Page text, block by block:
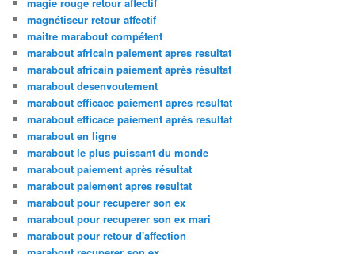
magnétiseur retour affectif
maitre marabout compétent
marabout africain paiement apres resultat
marabout africain paiement après résultat
marabout desenvoutement
marabout efficace paiement apres resultat
marabout efficace paiement après resultat
marabout en ligne
marabout le plus puissant du monde
marabout paiement après résultat
marabout paiement apres resultat
marabout pour recuperer son ex
marabout pour recuperer son ex mari
marabout pour retour d'affection